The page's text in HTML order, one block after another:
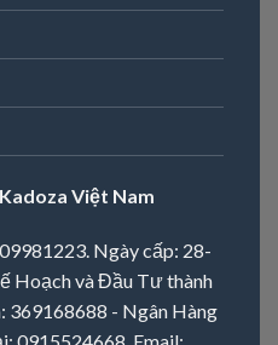
Việt Nam
Ngày cấp: 28-
Hoạch và Đầu Tư thành
369168688 - Ngân Hàng